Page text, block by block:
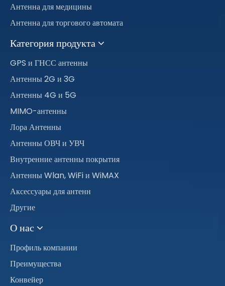
Антенна для медицины
Антенна для торгового автомата
Категория продукта
GPS и ГНСС антенны
Антенны 2G и 3G
Антенны 4G и 5G
MIMO-антенны
Лора Антенны
Антенны ОВЧ и УВЧ
Внутренние антенны покрытия
Антенны Wlan, WiFi и WiMAX
Аксессуары для антенн
Другие
О нас
Профиль компании
Преимущества
Конвейер